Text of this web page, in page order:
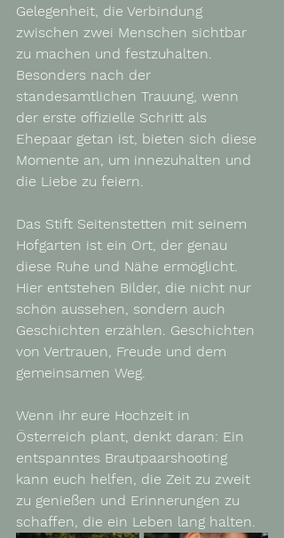
Gelegenheit, die Verbindung
zwischen zwei Menschen sichtbar
zu machen und festzuhalten.
Besonders nach der
standesamtlichen Trauung, wenn
der erste offizielle Schritt als
Ehepaar getan ist, bieten sich diese
Momente an, um innezuhalten und
die Liebe zu feiern.
Das Stift Seitenstetten mit seinem
Hofgarten ist ein Ort, der genau
diese Ruhe und Nähe ermöglicht.
Hier entstehen Bilder, die nicht nur
schön aussehen, sondern auch
Geschichten erzählen. Geschichten
von Vertrauen, Freude und dem
gemeinsamen Weg.
Wenn ihr eure Hochzeit in
Österreich plant, denkt daran: Ein
entspanntes Brautpaarshooting
kann euch helfen, die Zeit zu zweit
zu genießen und Erinnerungen zu
schaffen, die ein Leben lang halten.